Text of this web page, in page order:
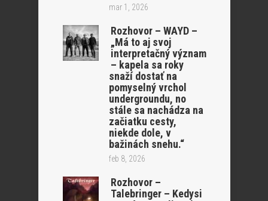
mar 1, 2026
Rozhovor – WAYD –
„Má to aj svoj
interpretačný význam
– kapela sa roky
snaží dostať na
pomyselný vrchol
undergroundu, no
stále sa nachádza na
začiatku cesty,
niekde dole, v
bažinách snehu.“
feb 8, 2026
Rozhovor –
Talebringer – Kedysi